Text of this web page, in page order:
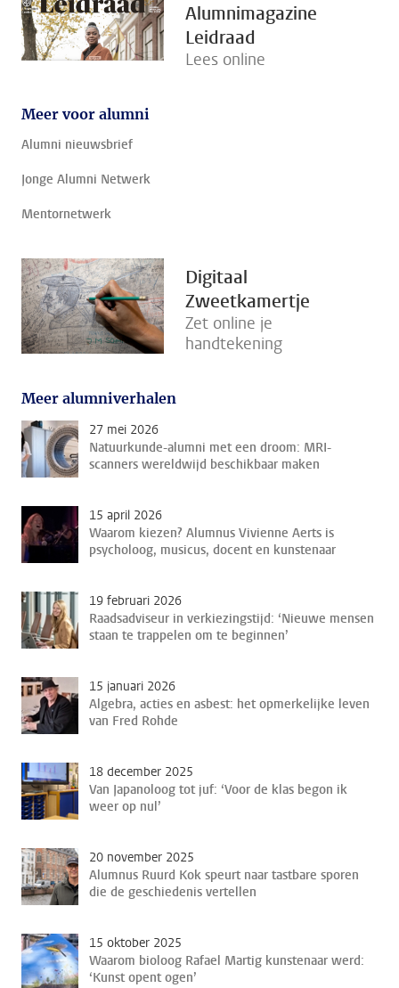
Alumnimagazine
Leidraad
Lees online
Meer voor alumni
Alumni nieuwsbrief
Jonge Alumni Netwerk
Mentornetwerk
Digitaal
Zweetkamertje
Zet online je
handtekening
Meer alumniverhalen
27 mei 2026
Natuurkunde-alumni met een droom: MRI-
scanners wereldwijd beschikbaar maken
15 april 2026
Waarom kiezen? Alumnus Vivienne Aerts is
psycholoog, musicus, docent en kunstenaar
19 februari 2026
Raadsadviseur in verkiezingstijd: ‘Nieuwe mensen
staan te trappelen om te beginnen’
15 januari 2026
Algebra, acties en asbest: het opmerkelijke leven
van Fred Rohde
18 december 2025
Van Japanoloog tot juf: ‘Voor de klas begon ik
weer op nul’
20 november 2025
Alumnus Ruurd Kok speurt naar tastbare sporen
die de geschiedenis vertellen
15 oktober 2025
Waarom bioloog Rafael Martig kunstenaar werd:
‘Kunst opent ogen’